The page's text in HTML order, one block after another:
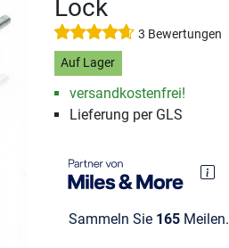
Lock
3 Bewertungen
Auf Lager
versandkostenfrei!
Lieferung per GLS
Sammeln Sie 165Meilen.